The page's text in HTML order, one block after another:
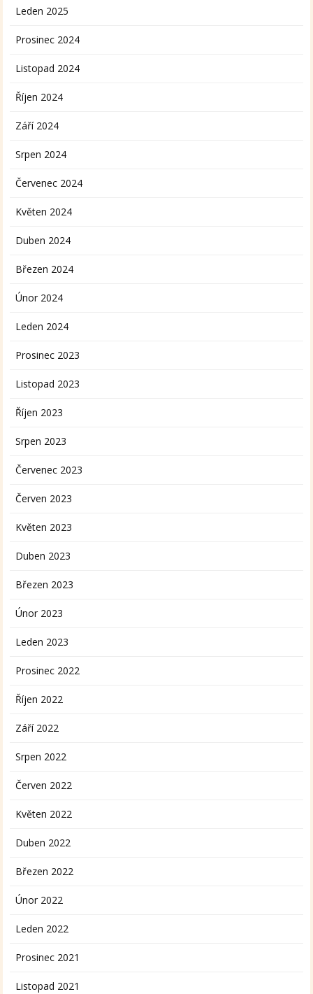
Leden 2025
Prosinec 2024
Listopad 2024
Říjen 2024
Září 2024
Srpen 2024
Červenec 2024
Květen 2024
Duben 2024
Březen 2024
Únor 2024
Leden 2024
Prosinec 2023
Listopad 2023
Říjen 2023
Srpen 2023
Červenec 2023
Červen 2023
Květen 2023
Duben 2023
Březen 2023
Únor 2023
Leden 2023
Prosinec 2022
Říjen 2022
Září 2022
Srpen 2022
Červen 2022
Květen 2022
Duben 2022
Březen 2022
Únor 2022
Leden 2022
Prosinec 2021
Listopad 2021